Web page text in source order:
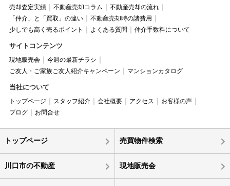
売却査定実績
不動産売却コラム
不動産売却の流れ
「仲介」と「買取」の違い
不動産売却時の諸費用
少しでも高く売るポイント
よくある質問 仲介手数料について
サイトコンテンツ
現地販売会
今週の最新チラシ
ご友人・ご家族ご友人紹介キャンペーン
マンションカタログ
当社について
トップページ スタッフ紹介 会社概要 アクセス
お客様の声
ブログ
お問合せ
トップページ 売買物件検索
川口市の不動産 現地販売会